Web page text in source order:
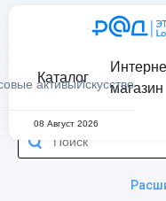
активыИскусство
Каталог
магазин
08 Август 2026